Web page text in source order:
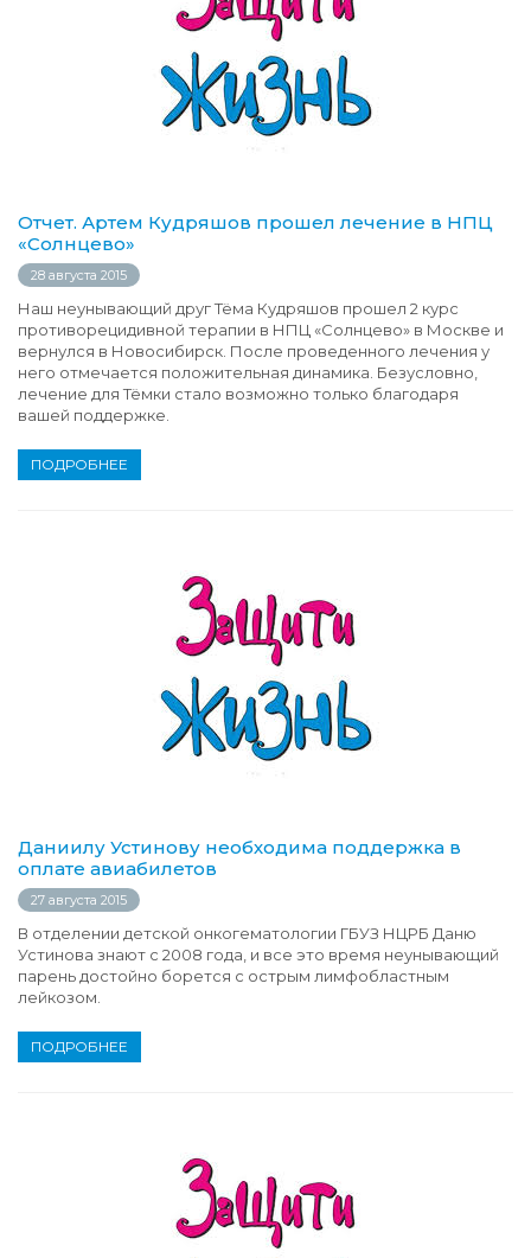
Отчет. Артем Кудряшов прошел лечение в НПЦ
«Солнцево»
28 августа 2015
Наш неунывающий друг Тёма Кудряшов прошел 2 курс
противорецидивной терапии в НПЦ «Солнцево» в Москве и
вернулся в Новосибирск. После проведенного лечения у
него отмечается положительная динамика. Безусловно,
лечение для Тёмки стало возможно только благодаря
вашей поддержке.
ПОДРОБНЕЕ
Даниилу Устинову необходима поддержка в
оплате авиабилетов
27 августа 2015
В отделении детской онкогематологии ГБУЗ НЦРБ Даню
Устинова знают с 2008 года, и все это время неунывающий
парень достойно борется с острым лимфобластным
лейкозом.
ПОДРОБНЕЕ